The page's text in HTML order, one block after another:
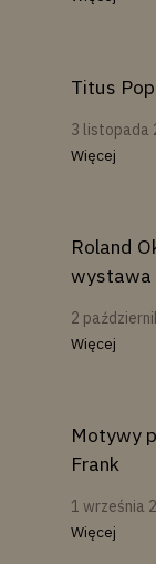
Titus
3 listopada
Więcej
Roland
wystawa
2
Więcej
Motywy
Frank
1 września
Więcej